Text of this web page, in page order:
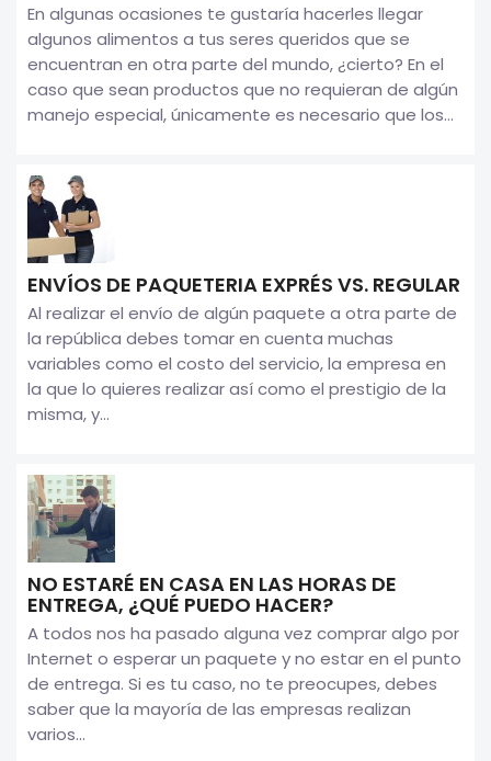
En algunas ocasiones te gustaría hacerles llegar
algunos alimentos a tus seres queridos que se
encuentran en otra parte del mundo, ¿cierto? En el
caso que sean productos que no requieran de algún
manejo especial, únicamente es necesario que los...
ENVÍOS DE PAQUETERIA EXPRÉS VS. REGULAR
Al realizar el envío de algún paquete a otra parte de
la república debes tomar en cuenta muchas
variables como el costo del servicio, la empresa en
la que lo quieres realizar así como el prestigio de la
misma, y...
NO ESTARÉ EN CASA EN LAS HORAS DE
ENTREGA, ¿QUÉ PUEDO HACER?
A todos nos ha pasado alguna vez comprar algo por
Internet o esperar un paquete y no estar en el punto
de entrega. Si es tu caso, no te preocupes, debes
saber que la mayoría de las empresas realizan
varios...